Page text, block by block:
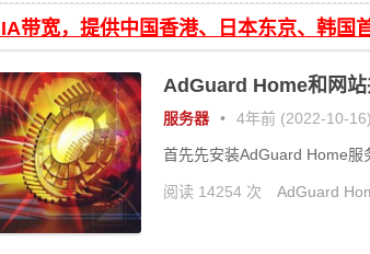
带宽，提供中国香港、日本东京、韩国
AdGuard Home和网
服务器 • 4年前 (2022-10-16)
首先先安装AdGuard Home服
阅读 14254 次 AdGuard